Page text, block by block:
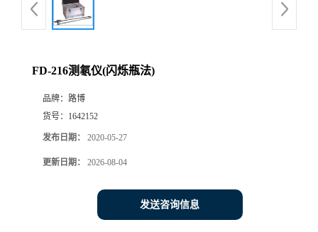
品
厅
FD-216测氡仪(闪烁瓶法)
品牌： 路博
货号： 1642152
发布日期： 2020-05-27
更新日期： 2026-08-04
发送咨询信息